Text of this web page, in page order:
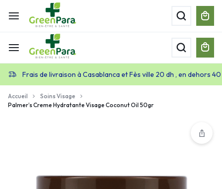
Frais de livraison à Casablanca et Fès ville 20 dh , en dehors
Accueil
Soins Visage
Palmer’s Creme Hydratante Visage Coconut Oil 50gr